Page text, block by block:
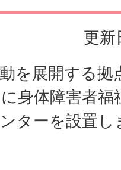
更新
を展開する拠
身体障害者
ターを設置し